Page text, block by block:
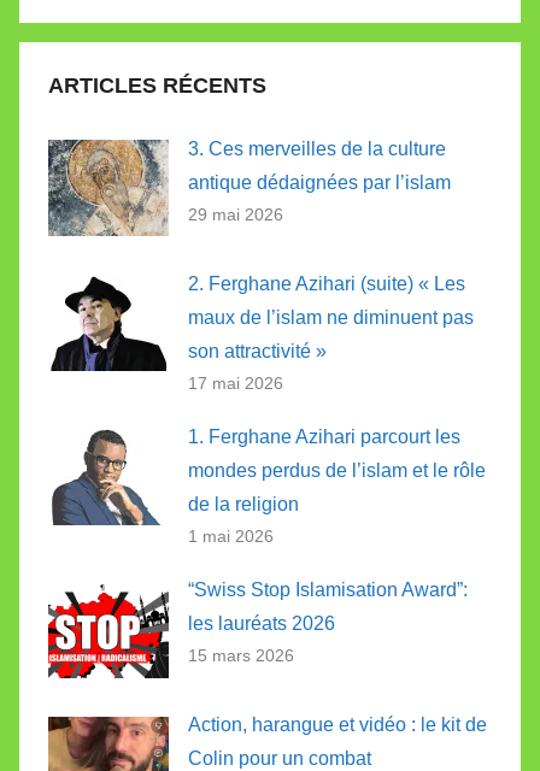
:
ARTICLES RÉCENTS
3. Ces merveilles de la culture
antique dédaignées par l’islam
29 mai 2026
2. Ferghane Azihari (suite) « Les
maux de l’islam ne diminuent pas
son attractivité »
17 mai 2026
1. Ferghane Azihari parcourt les
mondes perdus de l’islam et le rôle
de la religion
1 mai 2026
“Swiss Stop Islamisation Award”:
les lauréats 2026
15 mars 2026
Action, harangue et vidéo : le kit de
Colin pour un combat